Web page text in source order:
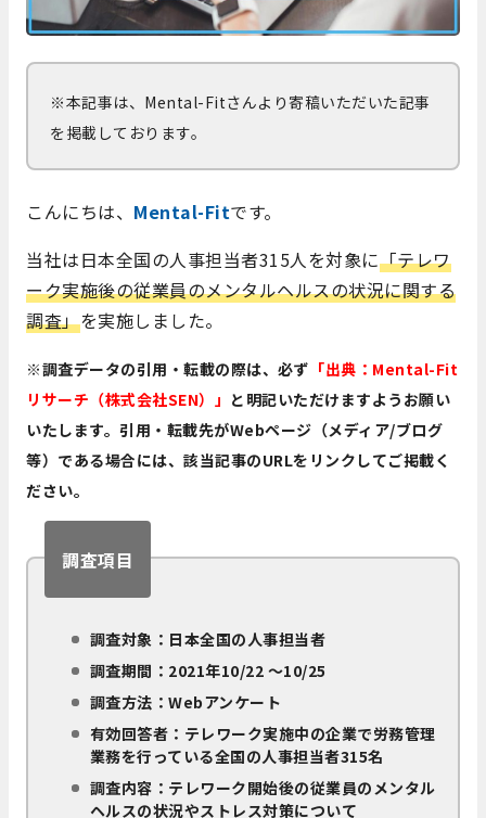
※本記事は、Mental-Fitさんより寄稿いただいた記事
を掲載しております。
こんにちは、 Mental-Fitです。
当社は日本全国の人事担当者315人を対象に「テレワ
ーク実施後の従業員のメンタルヘルスの状況に関する
調査」を実施しました。
※調査データの引用・転載の際は、必ず 「出典：Mental-Fit
リサーチ（株式会社SEN）」 と明記いただけますようお願い
いたします。引用・転載先がWebページ（メディア/ブログ
等）である場合には、該当記事のURLをリンクしてご掲載く
ださい。
調査項目
調査対象：日本全国の人事担当者
調査期間：2021年10/22 〜10/25
調査方法：Webアンケート
有効回答者：テレワーク実施中の企業で労務管理
業務を行っている全国の人事担当者315名
調査内容：テレワーク開始後の従業員のメンタル
ヘルスの状況やストレス対策について